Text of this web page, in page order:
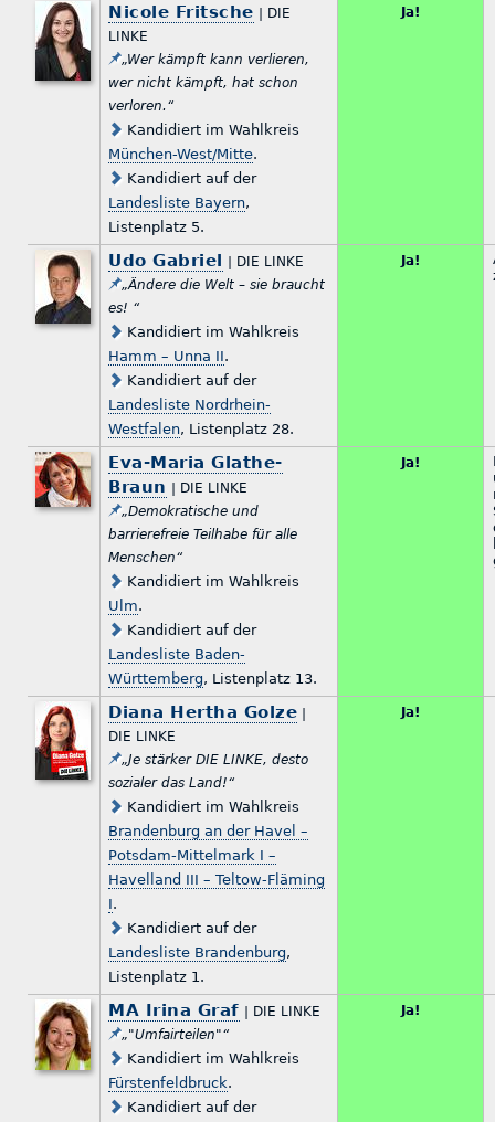
Nicole Fritsche | DIE
LINKE
„Wer kämpft kann verlieren,
wer nicht kämpft, hat schon
verloren.“
Kandidiert im Wahlkreis
München-West/Mitte.
Kandidiert auf der
Landesliste Bayern,
Listenplatz 5.
Ja!
Udo Gabriel
| DIE LINKE
„Ändere die Welt – sie braucht
es! “
Kandidiert im Wahlkreis
Hamm – Unna II.
Kandidiert auf der
Landesliste Nordrhein-
Westfalen, Listenplatz 28.
Ja!
Eva-Maria Glathe-
Braun
| DIE LINKE
„Demokratische und
barrierefreie Teilhabe für alle
Menschen“
Kandidiert im Wahlkreis
Ulm.
Kandidiert auf der
Landesliste Baden-
Württemberg, Listenplatz 13.
Ja!
Diana Hertha Golze
DIE LINKE
„Je stärker DIE LINKE, desto
sozialer das Land!“
Kandidiert im Wahlkreis
Brandenburg an der Havel –
Potsdam-Mittelmark I –
Havelland III – Teltow-Fläming
I.
Kandidiert auf der
Landesliste Brandenburg,
Listenplatz 1.
Ja!
MA Irina Graf | DIE LINKE
„"Umfairteilen"“
Kandidiert im Wahlkreis
Fürstenfeldbruck.
Kandidiert auf der
Ja!